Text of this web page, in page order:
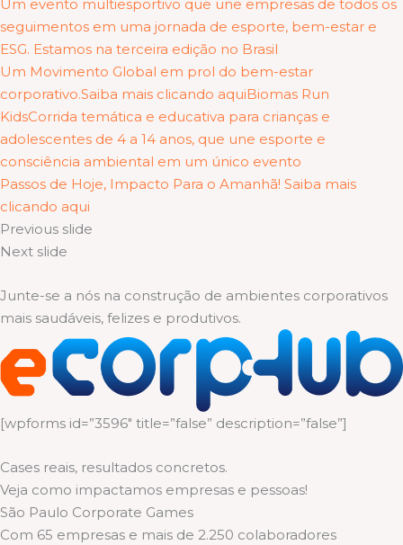
Um evento multiesportivo que une empresas de todos os
seguimentos em uma jornada de esporte, bem-estar e
ESG. Estamos na terceira edição no Brasil
Um Movimento Global em prol do bem-estar
corporativo.Saiba mais clicando aquiBiomas Run
KidsCorrida temática e educativa para crianças e
adolescentes de 4 a 14 anos, que une esporte e
consciência ambiental em um único evento
Passos de Hoje, Impacto Para o Amanhã! Saiba mais
clicando aqui
Previous slide
Next slide
Junte-se a nós na construção de ambientes corporativos
mais saudáveis, felizes e produtivos.
[wpforms id=”3596″ title=”false” description=”false”]
Cases reais, resultados concretos.
Veja como impactamos empresas e pessoas!
São Paulo Corporate Games
Com 65 empresas e mais de 2.250 colaboradores